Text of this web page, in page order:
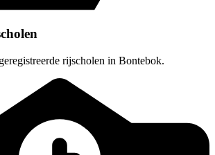
rijscholen in Bontebok.